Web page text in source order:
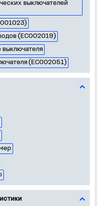
выключателей
(EC002019)
выключателя
(EC002051)